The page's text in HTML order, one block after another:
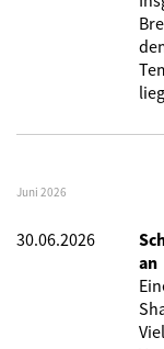
Juni 2026
30.06.2026
an